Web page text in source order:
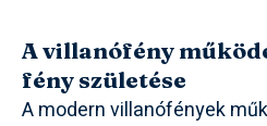
A villanófény
fény születése
A modern villanófények